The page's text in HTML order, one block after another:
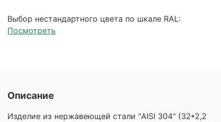
Выбор нестандартного цвета по шкале RAL:
Посмотреть
Описание
Изделие из нержавеющей стали "AISI 304" (32*2,2